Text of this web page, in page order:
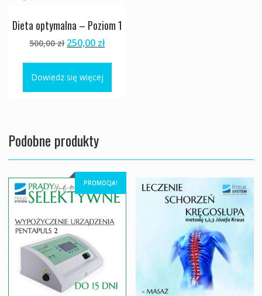
Dieta optymalna – Poziom 1
500,00zł Pierwotna
500,00 zł.
250,00 złAktualna
Dowiedz się więcej
Podobne produkty
PROMOCJA!